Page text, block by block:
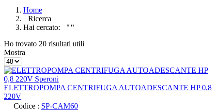
Home
Ricerca
Hai cercato: ""
Ho trovato 20 risultati utili
Mostra
ELETTROPOMPA CENTRIFUGA AUTOADESCANTE HP 0,8
220V
Codice : SP-CAM60